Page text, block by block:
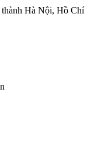
thành Hà Nội, Hồ Chí